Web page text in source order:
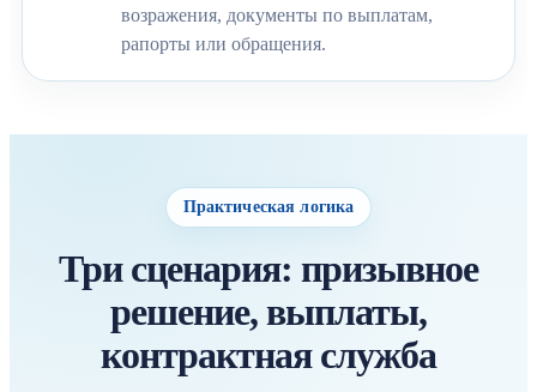
возражения, документы по выплатам,
рапорты или обращения.
Практическая логика
Три сценария: призывное
решение, выплаты,
контрактная служба